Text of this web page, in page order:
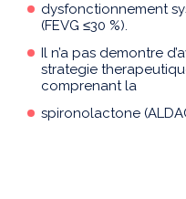
dysfonctionnement
(FEVG ≤30 %).
Il n’a pas demontre
strategie
comprenant la
spironolactone